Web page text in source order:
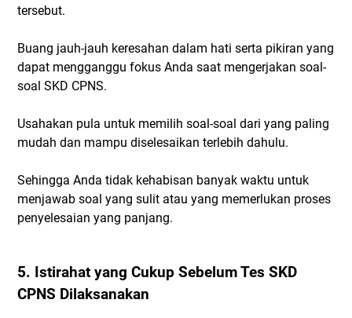
tersebut.
Buang jauh-jauh keresahan dalam hati serta pikiran yang
dapat mengganggu fokus Anda saat mengerjakan soal-
soal SKD CPNS.
Usahakan pula untuk memilih soal-soal dari yang paling
mudah dan mampu diselesaikan terlebih dahulu.
Sehingga Anda tidak kehabisan banyak waktu untuk
menjawab soal yang sulit atau yang memerlukan proses
penyelesaian yang panjang.
5. Istirahat yang Cukup Sebelum Tes SKD
CPNS Dilaksanakan